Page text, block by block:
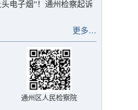
电子烟”！通州检察起诉
更多…
通州区人民检察院